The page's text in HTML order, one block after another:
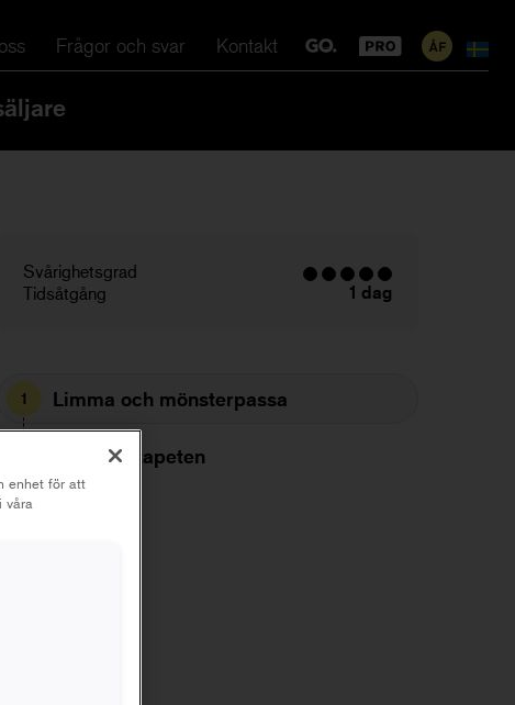
Frågor och svar Kontakt
Svårighetsgrad
Tidsåtgång
1 dag
1 Limma och mönsterpassa
Sätt upp tapeten
3
enhet för att
våra